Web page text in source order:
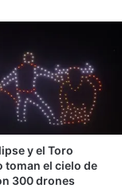
y el Toro
toman el cielo de
300 drones